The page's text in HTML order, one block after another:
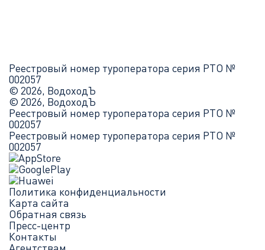
Реестровый номер туроператора серия РТО №
002057
© 2026, ВодоходЪ
© 2026, ВодоходЪ
Реестровый номер туроператора серия РТО №
002057
Реестровый номер туроператора серия РТО №
002057
Политика конфиденциальности
Карта сайта
Обратная связь
Пресс-центр
Контакты